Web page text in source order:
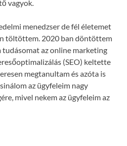
vagyok.
menedzser de fél életemet
töltöttem. 2020 ban döntöttem
tudásomat az online marketing
(SEO) keltette
megtanultam és azóta is
az ügyfeleim nagy
mivel nekem az ügyfeleim az